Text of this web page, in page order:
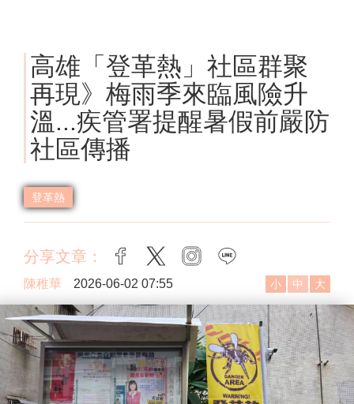
高雄「登革熱」社區群聚
再現》梅雨季來臨風險升
溫...疾管署提醒暑假前嚴防
社區傳播
登革熱
分享文章： facebook
twitter instagram
陳稚華 2026-06-02 07:55 小 中 大